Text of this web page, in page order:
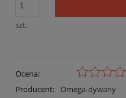
szt.
Ocena:
Producent:
Omega-dywany